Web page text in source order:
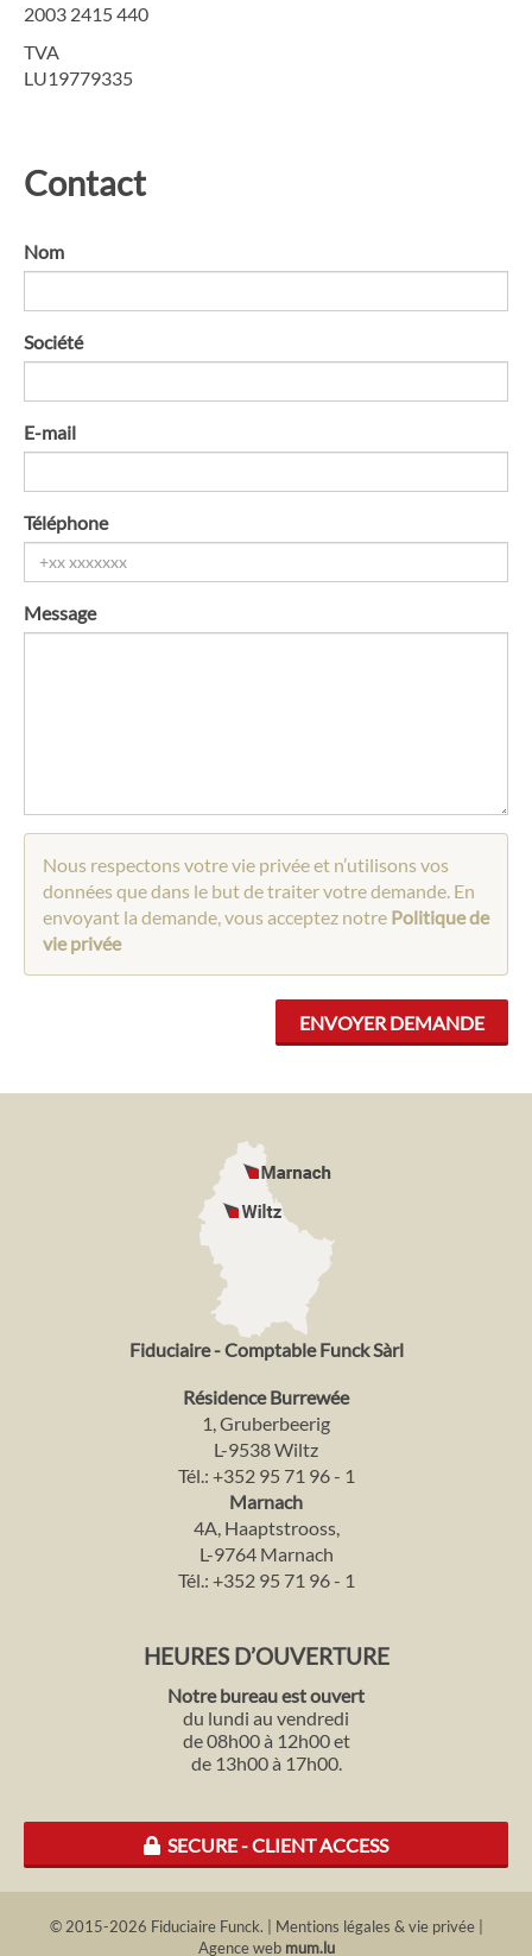
2003 2415 440
TVA
LU19779335
Contact
Nom
Société
E-mail
Téléphone
Message
Nous respectons votre vie privée et n’utilisons vos
données que dans le but de traiter votre demande. En
envoyant la demande, vous acceptez notre Politique de
vie privée
Fiduciaire - Comptable Funck Sàrl
Résidence Burrewée
1, Gruberbeerig
L-9538 Wiltz
Tél.: +352 95 71 96 - 1
Marnach
4A, Haaptstrooss,
L-9764 Marnach
Tél.: +352 95 71 96 - 1
HEURES D’OUVERTURE
Notre bureau est ouvert
du lundi au vendredi
de 08h00 à 12h00 et
de 13h00 à 17h00.
SECURE - CLIENT ACCESS
© 2015-2026 Fiduciaire Funck. | Mentions légales & vie privée|
Agence web mum.lu